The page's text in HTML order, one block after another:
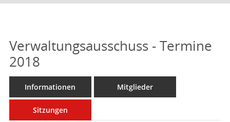
Verwaltungsausschuss - Termine
2018
Informationen Mitglieder
Sitzungen